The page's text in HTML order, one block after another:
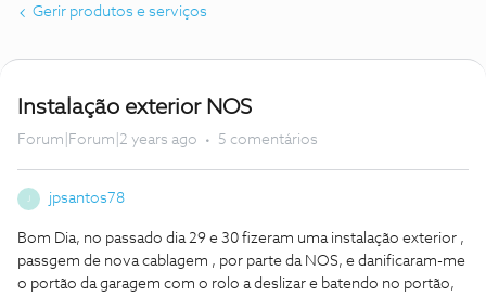
Gerir produtos e serviços
Instalação exterior NOS
Forum|Forum|2 years ago 5 comentários
jpsantos78
Bom Dia, no passado dia 29 e 30 fizeram uma instalação exterior ,
passgem de nova cablagem , por parte da NOS, e danificaram-me
o portão da garagem com o rolo a deslizar e batendo no portão,